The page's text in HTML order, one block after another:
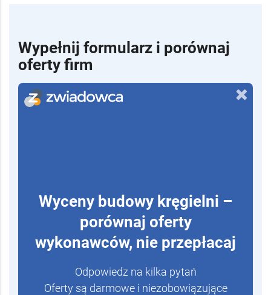
Wypełnij formularz i porównaj
oferty firm
Wyceny budowy kręgielni –
porównaj oferty
wykonawców, nie przepłacaj
Odpowiedz na kilka pytań
Oferty są darmowe i niezobowiązujące